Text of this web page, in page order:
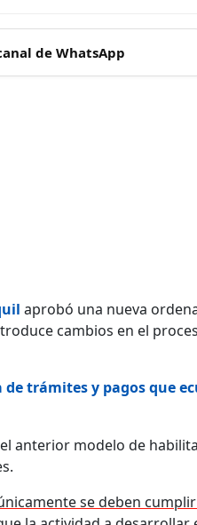
de WhatsApp
aprobó una nueva
cambios en el
de trámites y pagos que
el anterior modelo de
se deben